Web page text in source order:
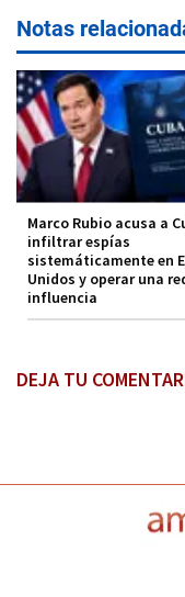
Notas
Marco Rubio acusa a
infiltrar espías
sistemáticamente en
Unidos y operar una
influencia
DEJA TU